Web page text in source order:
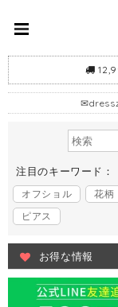
✉
注目のキーワード：
オフショル
花柄
ピアス
お得な情報